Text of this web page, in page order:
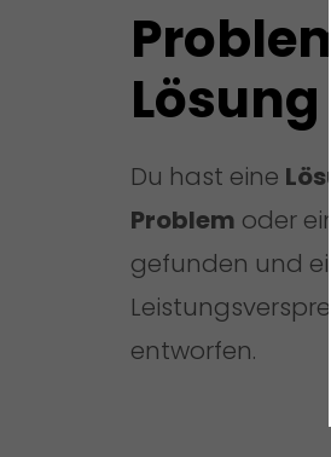
Problem
Du hast eine
Problem oder
gefunden und ein
entworfen.